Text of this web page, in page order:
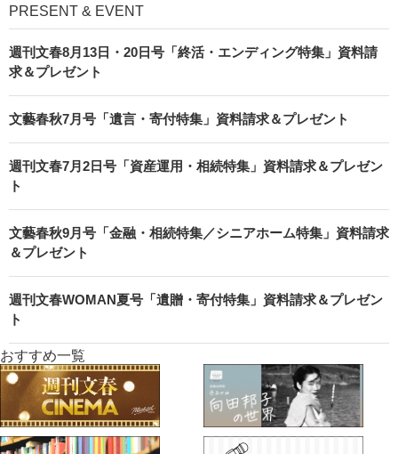
PRESENT & EVENT
週刊文春8月13日・20日号「終活・エンディング特集」資料請
求＆プレゼント
文藝春秋7月号「遺言・寄付特集」資料請求＆プレゼント
週刊文春7月2日号「資産運用・相続特集」資料請求＆プレゼン
ト
文藝春秋9月号「金融・相続特集／シニアホーム特集」資料請求
＆プレゼント
週刊文春WOMAN夏号「遺贈・寄付特集」資料請求＆プレゼン
ト
おすすめ一覧